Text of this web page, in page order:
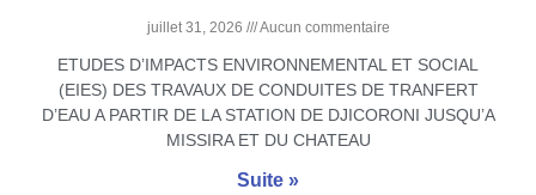
juillet 31, 2026 Aucun commentaire
ETUDES D’IMPACTS ENVIRONNEMENTAL ET SOCIAL
(EIES) DES TRAVAUX DE CONDUITES DE TRANFERT
D’EAU A PARTIR DE LA STATION DE DJICORONI JUSQU’A
MISSIRA ET DU CHATEAU
Suite »